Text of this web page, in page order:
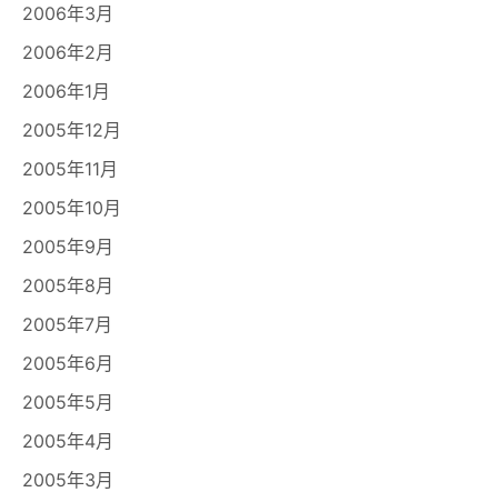
2006年3月
2006年2月
2006年1月
2005年12月
2005年11月
2005年10月
2005年9月
2005年8月
2005年7月
2005年6月
2005年5月
2005年4月
2005年3月